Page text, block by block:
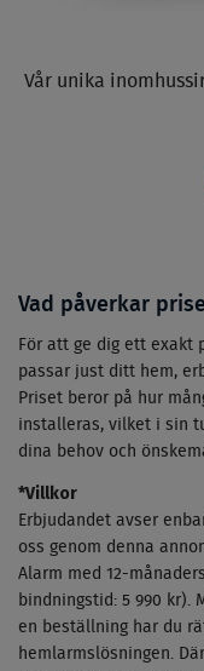
Vår unika
Vad påverkar
För att ge dig ett exakt
passar just ditt hem,
Priset beror på hur
installeras, vilket i sin
dina behov och
*Villkor
Erbjudandet avser
oss genom denna
Alarm med 12-
bindningstid: 5 990 kr).
en beställning har du
hemlarmslösningen.